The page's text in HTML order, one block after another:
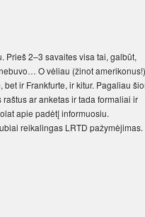
Prieš 2–3 savaites visa tai, galbūt,
O vėliau (žinot amerikonus!)
ir Frankfurte, ir kitur. Pagaliau
ar anketas ir tada formaliai ir
apie padėtį informuosiu.
reikalingas LRTD pažymėjimas.